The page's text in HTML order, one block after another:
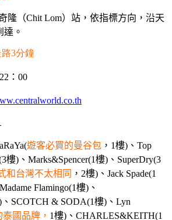
隆（Chit Lom）站，依指標方向，沿天
。
3分鐘
：00
遊客必買的曼谷包 ，1樓)、Top
樓)、Marks&Spencer(1樓)、SuperDry(3
和台灣不太相同 ，2樓)、Jack Spade(1
Flamingo(1樓)、
SCOTCH & SODA(1樓)、Lyn
國品牌， 1樓)、CHARLES&KEITH(1